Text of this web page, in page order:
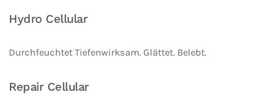
Hydro Cellular
Durchfeuchtet Tiefenwirksam. Glättet. Belebt.
Repair Cellular